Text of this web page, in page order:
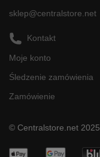
sklep@centralstore.net
Kontakt
Moje konto
Śledzenie zamówienia
Zamówienie
© Centralstore.net 2025